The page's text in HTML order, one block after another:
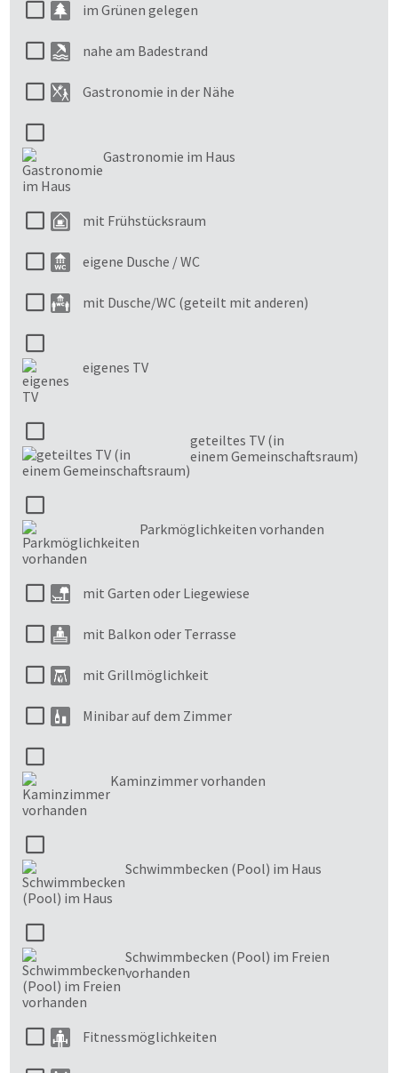
im Grünen gelegen
nahe am Badestrand
Gastronomie in der Nähe
Gastronomie im Haus
mit Frühstücksraum
eigene Dusche / WC
mit Dusche/WC (geteilt mit anderen)
eigenes TV
geteiltes TV (in
einem Gemeinschaftsraum)
Parkmöglichkeiten vorhanden
mit Garten oder Liegewiese
mit Balkon oder Terrasse
mit Grillmöglichkeit
Minibar auf dem Zimmer
Kaminzimmer vorhanden
Schwimmbecken (Pool) im Haus
Schwimmbecken (Pool) im Freien
vorhanden
Fitnessmöglichkeiten